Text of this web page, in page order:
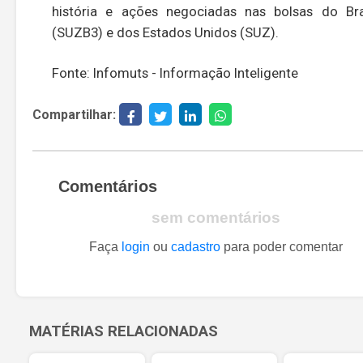
história e ações negociadas nas bolsas do
(SUZB3) e dos Estados Unidos (SUZ).
Fonte: Infomuts - Informação Inteligente
Compartilhar:
Comentários
sem comentários
Faça login ou cadastropara poder comentar
MATÉRIAS RELACIONADAS